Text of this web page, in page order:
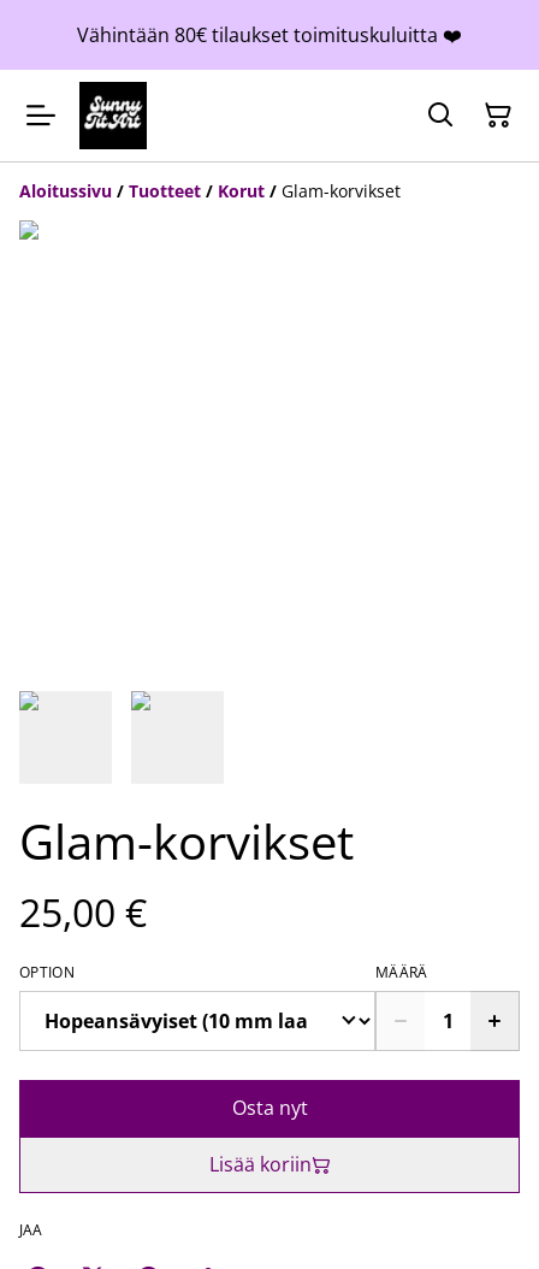
Vähintään 80€ tilaukset toimituskuluitta ❤️
Aloitussivu / Tuotteet / Korut / Glam-korvikset
Glam-korvikset
25,00 €
OPTION MÄÄRÄ
Osta nyt
Lisää koriin
JAA